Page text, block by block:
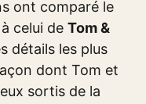
ont comparé le
celui de Tom &
détails les plus
dont Tom et
sortis de la